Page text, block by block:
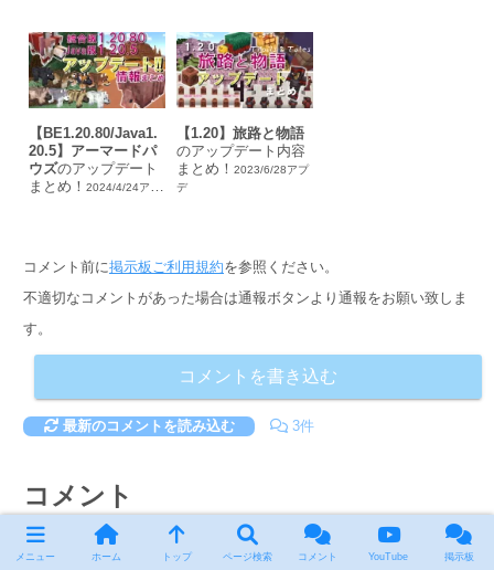
【BE1.20.80/Java1.
20.5】アーマードパ
ウズのアップデート
まとめ！ 2024/4/24アプ
【1.20】旅路と物語
のアップデート内容
まとめ！ 2023/6/28アプ
デ
コメント前に掲示板ご利用規約を参照ください。
不適切なコメントがあった場合は通報ボタンより通報をお願い致しま
す。
コメントを書き込む
最新のコメントを読み込む 3件
コメント
3.ゆゆゆ ID:管理人 2024/05/02(木) 2年前
メニュー ホーム トップ ページ検索 コメント YouTube 掲示板